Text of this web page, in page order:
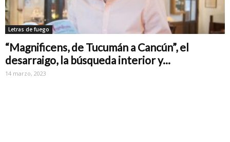
Letras de fuego
“Magnificens, de Tucumán a Cancún”, el
desarraigo, la búsqueda interior y...
14 marzo, 2023